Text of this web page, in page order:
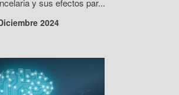
y sus efectos par...
2024